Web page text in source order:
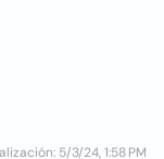
5/3/24, 1:58 PM